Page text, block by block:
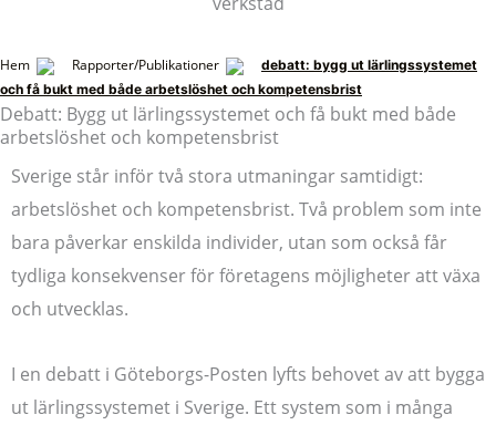
Hem Rapporter/Publikationer
debatt: bygg ut lärlingssystemet
och få bukt med både arbetslöshet och kompetensbrist
Debatt: Bygg ut lärlingssystemet och få bukt med både
arbetslöshet och kompetensbrist
Sverige står inför två stora utmaningar samtidigt:
arbetslöshet och kompetensbrist. Två problem som inte
bara påverkar enskilda individer, utan som också får
tydliga konsekvenser för företagens möjligheter att växa
och utvecklas.
I en debatt i Göteborgs-Posten lyfts behovet av att bygga
ut lärlingssystemet i Sverige. Ett system som i många